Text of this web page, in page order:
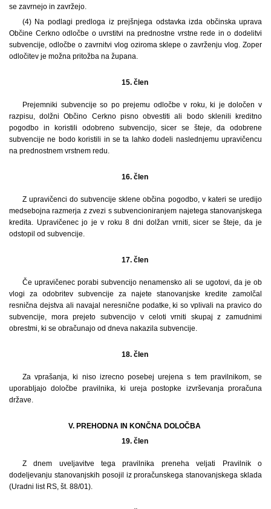
se zavrnejo in zavržejo.
(4) Na podlagi predloga iz prejšnjega odstavka izda občinska uprava
Občine Cerkno odločbe o uvrstitvi na prednostne vrstne rede in o dodelitvi
subvencije, odločbe o zavrnitvi vlog oziroma sklepe o zavrženju vlog. Zoper
odločitev je možna pritožba na župana.
15. člen
Prejemniki subvencije so po prejemu odločbe v roku, ki je določen v
razpisu, dolžni Občino Cerkno pisno obvestiti ali bodo sklenili kreditno
pogodbo in koristili odobreno subvencijo, sicer se šteje, da odobrene
subvencije ne bodo koristili in se ta lahko dodeli naslednjemu upravičencu
na prednostnem vrstnem redu.
16. člen
Z upravičenci do subvencije sklene občina pogodbo, v kateri se uredijo
medsebojna razmerja z zvezi s subvencioniranjem najetega stanovanjskega
kredita. Upravičenec jo je v roku 8 dni dolžan vrniti, sicer se šteje, da je
odstopil od subvencije.
17. člen
Če upravičenec porabi subvencijo nenamensko ali se ugotovi, da je ob
vlogi za odobritev subvencije za najete stanovanjske kredite zamolčal
resnična dejstva ali navajal neresnične podatke, ki so vplivali na pravico do
subvencije, mora prejeto subvencijo v celoti vrniti skupaj z zamudnimi
obrestmi, ki se obračunajo od dneva nakazila subvencije.
18. člen
Za vprašanja, ki niso izrecno posebej urejena s tem pravilnikom, se
uporabljajo določbe pravilnika, ki ureja postopke izvrševanja proračuna
države.
V. PREHODNA IN KONČNA DOLOČBA
19. člen
Z dnem uveljavitve tega pravilnika preneha veljati Pravilnik o
dodeljevanju stanovanjskih posojil iz proračunskega stanovanjskega sklada
(Uradni list RS, št. 88/01).